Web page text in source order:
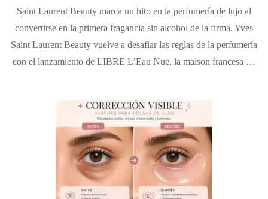
Saint Laurent Beauty marca un hito en la perfumería de lujo al
convertirse en la primera fragancia sin alcohol de la firma. Yves
Saint Laurent Beauty vuelve a desafiar las reglas de la perfumería
con el lanzamiento de LIBRE L’Eau Nue, la maison francesa …